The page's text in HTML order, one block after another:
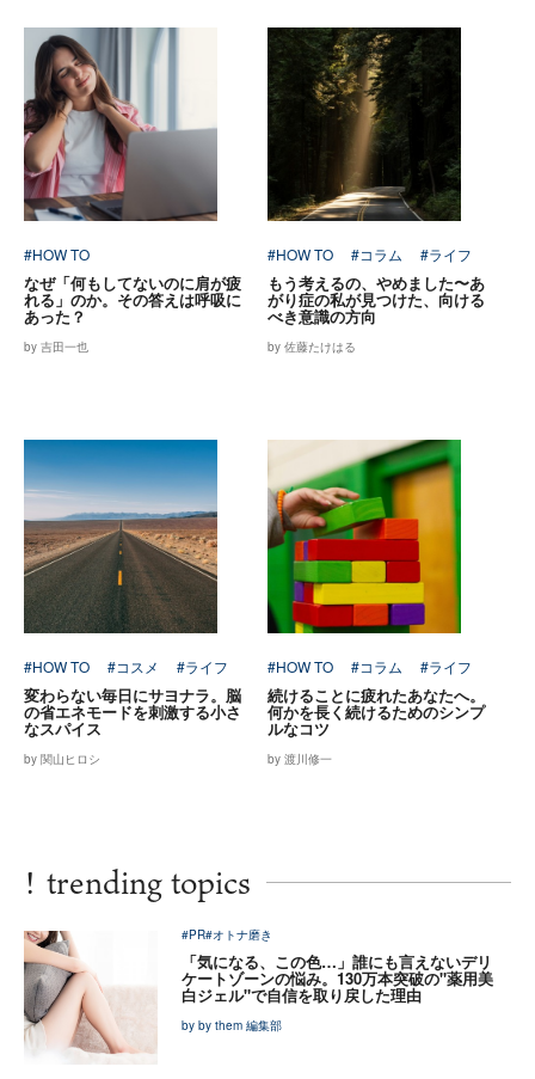
#HOW TO
なぜ「何もしてないのに肩が疲
れる」のか。その答えは呼吸に
あった？
by 吉田一也
#HOW TO #コラム #ライフ
もう考えるの、やめました〜あ
がり症の私が見つけた、向ける
べき意識の方向
by 佐藤たけはる
#HOW TO #コスメ #ライフ
変わらない毎日にサヨナラ。脳
の省エネモードを刺激する小さ
なスパイス
by 関山ヒロシ
#HOW TO #コラム #ライフ
続けることに疲れたあなたへ。
何かを長く続けるためのシンプ
ルなコツ
by 渡川修一
! trending topics
#PR#オトナ磨き
「気になる、この色…」誰にも言えないデリ
ケートゾーンの悩み。130万本突破の"薬用美
白ジェル"で自信を取り戻した理由
by by them 編集部